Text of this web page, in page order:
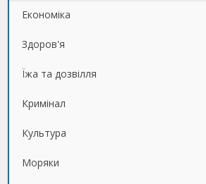
Економіка
Здоров'я
Їжа та дозвілля
Кримінал
Культура
Моряки